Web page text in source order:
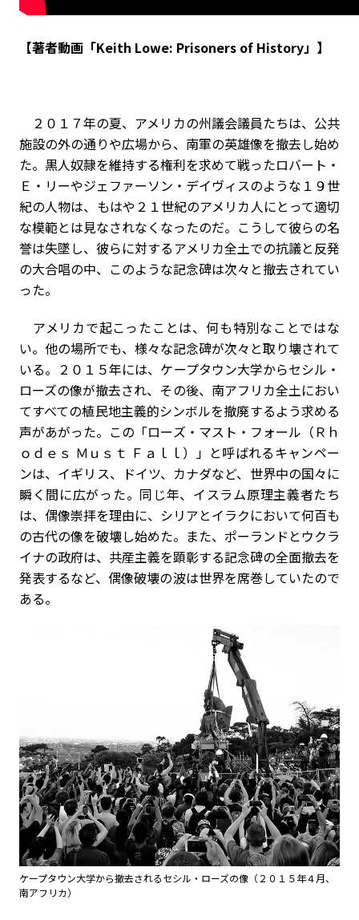
【著者動画「Keith Lowe: Prisoners of History」】
２０１７年の夏、アメリカの州議会議員たちは、公共
施設の外の通りや広場から、南軍の英雄像を撤去し始め
た。黒人奴隷を維持する権利を求めて戦ったロバート・
Ｅ・リーやジェファーソン・デイヴィスのような１９世
紀の人物は、もはや２１世紀のアメリカ人にとって適切
な模範とは見なされなくなったのだ。こうして彼らの名
誉は失墜し、彼らに対するアメリカ全土での抗議と反発
の大合唱の中、このような記念碑は次々と撤去されてい
った。
アメリカで起こったことは、何も特別なことではな
い。他の場所でも、様々な記念碑が次々と取り壊されて
いる。２０１５年には、ケープタウン大学からセシル・
ローズの像が撤去され、その後、南アフリカ全土におい
てすべての植民地主義的シンボルを撤廃するよう求める
声があがった。この「ローズ・マスト・フォール（Ｒｈ
ｏｄｅｓ Ｍｕｓｔ Ｆａｌｌ）」と呼ばれるキャンペー
ンは、イギリス、ドイツ、カナダなど、世界中の国々に
瞬く間に広がった。同じ年、イスラム原理主義者たち
は、偶像崇拝を理由に、シリアとイラクにおいて何百も
の古代の像を破壊し始めた。また、ポーランドとウクラ
イナの政府は、共産主義を顕彰する記念碑の全面撤去を
発表するなど、偶像破壊の波は世界を席巻していたので
ある。
ケープタウン大学から撤去されるセシル・ローズの像（２０１５年４月、
南アフリカ）